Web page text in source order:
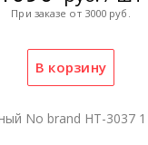
При заказе от 3000 руб.
No brand HT-3037